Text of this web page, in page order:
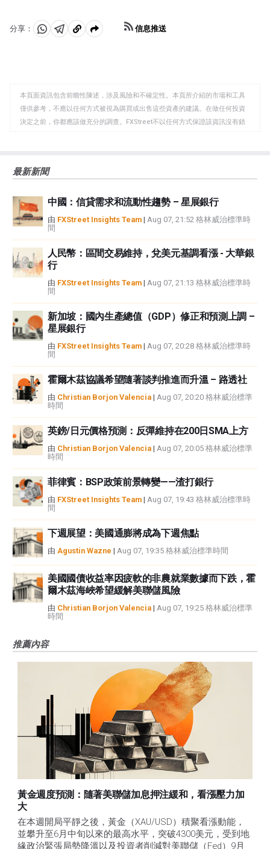
分享：
分 分 複
板
信息推送
本頁面資訊包含前瞻性陳述，涉及風險和不確定性。本頁所介紹的市場和工具
僅供參考，不應以任何方式被視為購買或出售這些資產的建議。在做任何投資
決定之前，你都應該做充分的調查。FXStreet不以任何方式保證該資訊沒有錯
觀點，並不代表FXStreet或其廣告商的官方政策或立場。作者不對本頁連結的
如果文章正文中沒有明確提到，在撰寫本文時，作者在本文中提到的任何股票
中都沒有頭寸，也沒有與文中提到的任何公司有業務關係。除了FXStreet，作
者沒有收到撰寫這篇文章的報酬。
FXStreet和作者不提供個性化的建議。作者對該資訊的準確性、完整性或適用
性不作任何陳述。FXStreet和作者將不承擔任何錯誤，遺漏或任何損失，傷害
或損害由此資訊及其顯示或使用引起的。錯誤和遺漏除外。本文作者和
FXStreet並非註冊投資顧問，本文內容無意提供任何投資建議。
最新新聞
中國：信貸需求和流動性趨勢 – 星展銀行
由 FXStreet Insights Team | Aug 07, 21:52 格林威治標準時
間
人民幣：區間交易維持，兌美元基調看漲 - 大華銀
行
由 FXStreet Insights Team | Aug 07, 21:13 格林威治標準時
間
新加坡：國內生產總值（GDP）修正和預測上調 –
星展銀行
由 FXStreet Insights Team | Aug 07, 20:28 格林威治標準時
間
霍爾木茲協議希望隨著談判推進而升溫 – 路透社
由 Christian Borjon Valencia | Aug 07, 20:20 格林威治標準
時間
英鎊/日元價格預測：反彈維持在200日SMA上方
由 Christian Borjon Valencia | Aug 07, 20:05 格林威治標準
時間
菲律賓：BSP政策前景轉變——渣打銀行
由 FXStreet Insights Team | Aug 07, 19:43 格林威治標準時
間
下週展望：美國通膨將成為下週焦點
由 Agustin Wazne | Aug 07, 19:35 格林威治標準時間
美國國債收益率因疲軟的非農就業數據而下跌，霍
爾木茲海峽希望緩解美聯儲風險
由 Christian Borjon Valencia | Aug 07, 19:25 格林威治標準
時間
推薦內容
黃金週度預測：隨著美聯儲加息押注緩和，看漲壓力加
大
在本週開局平靜之後，黃金（XAU/USD）積聚看漲動能，
並攀升至6月中旬以來的最高水平，突破4300美元，受到地
緣政治緊張局勢降溫以及投資者削減對美聯儲（Fed）9月